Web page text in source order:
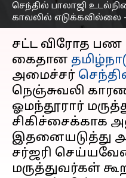
செந்தில் பாலாஜி
காவலில் எடுக்கவில்லை
செய்தி முன்னோட்டம்
சட்ட விரோத பண
கைதான
அமைச்சர்
நெஞ்சுவலி
ஓமந்தூரார்
சிகிச்சைக்காக
இதனையடுத்து
சர்ஜரி
மருத்துவர்கள்